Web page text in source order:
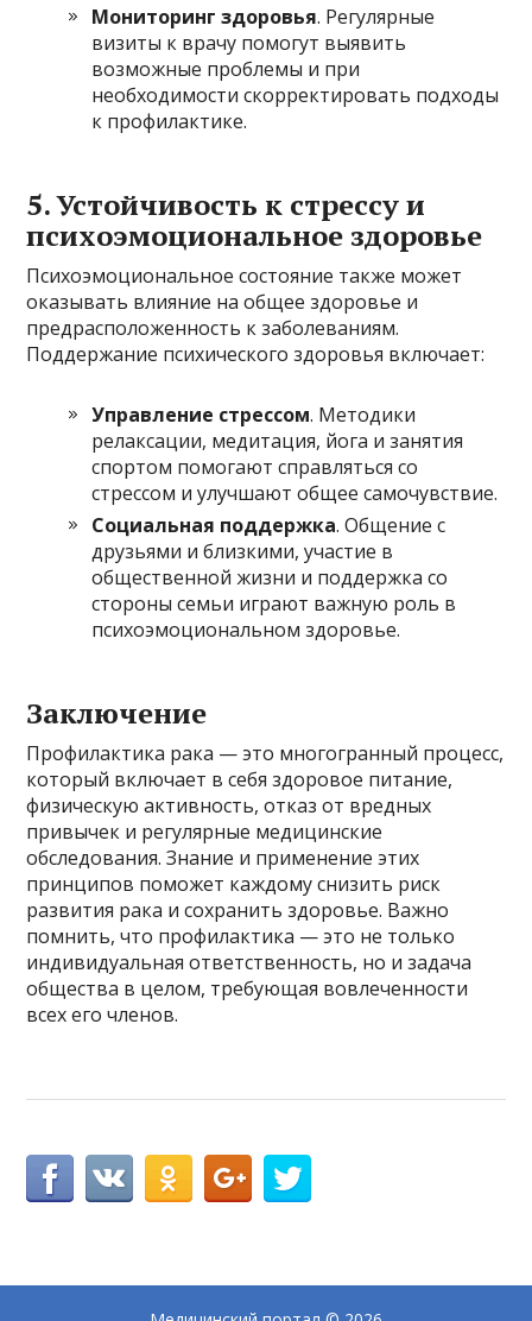
Мониторинг здоровья. Регулярные
визиты к врачу помогут выявить
возможные проблемы и при
необходимости скорректировать подходы
к профилактике.
5. Устойчивость к стрессу и
психоэмоциональное здоровье
Психоэмоциональное состояние также может
оказывать влияние на общее здоровье и
предрасположенность к заболеваниям.
Поддержание психического здоровья включает:
Управление стрессом. Методики
релаксации, медитация, йога и занятия
спортом помогают справляться со
стрессом и улучшают общее самочувствие.
Социальная поддержка. Общение с
друзьями и близкими, участие в
общественной жизни и поддержка со
стороны семьи играют важную роль в
психоэмоциональном здоровье.
Заключение
Профилактика рака — это многогранный процесс,
который включает в себя здоровое питание,
физическую активность, отказ от вредных
привычек и регулярные медицинские
обследования. Знание и применение этих
принципов поможет каждому снизить риск
развития рака и сохранить здоровье. Важно
помнить, что профилактика — это не только
индивидуальная ответственность, но и задача
общества в целом, требующая вовлеченности
всех его членов.